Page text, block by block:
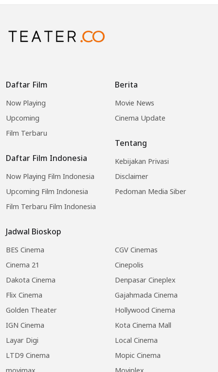
Daftar Film
Now Playing
Upcoming
Film Terbaru
Daftar Film Indonesia
Now Playing Film Indonesia
Upcoming Film Indonesia
Film Terbaru Film Indonesia
Jadwal Bioskop
BES Cinema
CGV Cinemas
Cinema 21
Cinepolis
Dakota Cinema
Denpasar Cineplex
Flix Cinema
Gajahmada Cinema
Golden Theater
Hollywood Cinema
IGN Cinema
Kota Cinema Mall
Layar Digi
Local Cinema
LTD9 Cinema
Mopic Cinema
Berita
Movie News
Cinema Update
Tentang
Kebijakan Privasi
Disclaimer
Pedoman Media Siber